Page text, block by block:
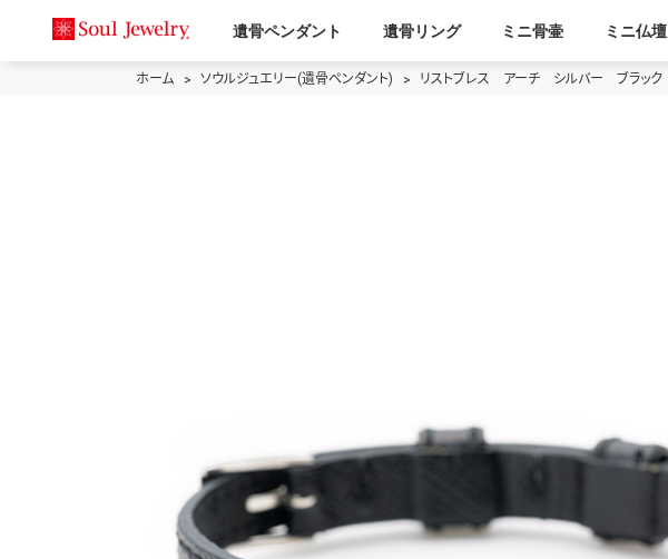
遺骨ペンダント 遺骨リング ミニ骨壷 ミニ仏壇
ホーム ソウルジュエリー(遺骨ペンダント) リストブレス アーチ シルバー ブラック